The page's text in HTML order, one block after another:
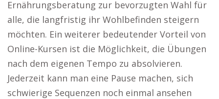
Ernährungsberatung zur bevorzugten Wahl für
alle, die langfristig ihr Wohlbefinden steigern
möchten. Ein weiterer bedeutender Vorteil von
Online-Kursen ist die Möglichkeit, die Übungen
nach dem eigenen Tempo zu absolvieren.
Jederzeit kann man eine Pause machen, sich
schwierige Sequenzen noch einmal ansehen